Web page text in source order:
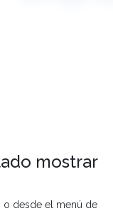
mostrar
o desde el menú de